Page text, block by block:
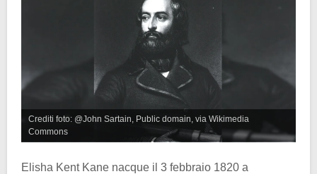
Crediti foto: @John Sartain, Public domain, via Wikimedia
Commons
Elisha Kent Kane nacque il 3 febbraio 1820 a